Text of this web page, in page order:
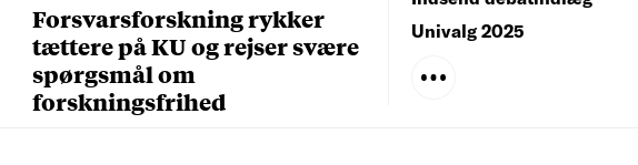
Forsvarsforskning rykker
tættere på KU og rejser svære
spørgsmål om
forskningsfrihed
Univalg 2025